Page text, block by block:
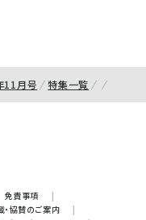
11月号 特集一覧
免責事項
|
・協賛のご案内
|